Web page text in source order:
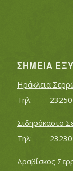
ΣΗΜΕΊΑ
Ηράκλεια
Τηλ:
Σιδηρόκαστο
Τηλ:
Δραβίσκος